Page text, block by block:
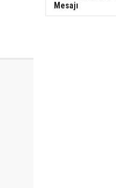
Mesajı